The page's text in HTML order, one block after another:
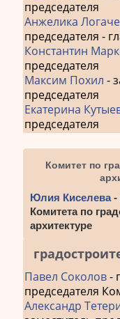
председателя
Анжелика
председателя -
Константин
председателя
Максим Похил -
председателя
Екатерина
председателя
Комитет по
Юлия Киселева-
Комитета по
архитектуре
Павел Соколов-
председателя
Александр